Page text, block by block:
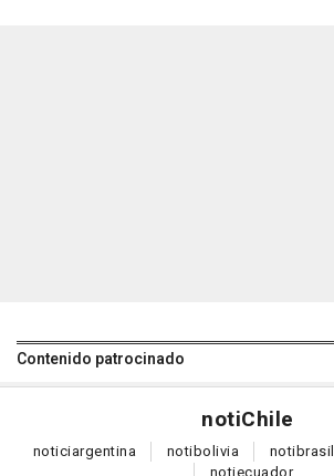
Contenido patrocinado
notiChile
noticiargentina notibolivia notibrasil